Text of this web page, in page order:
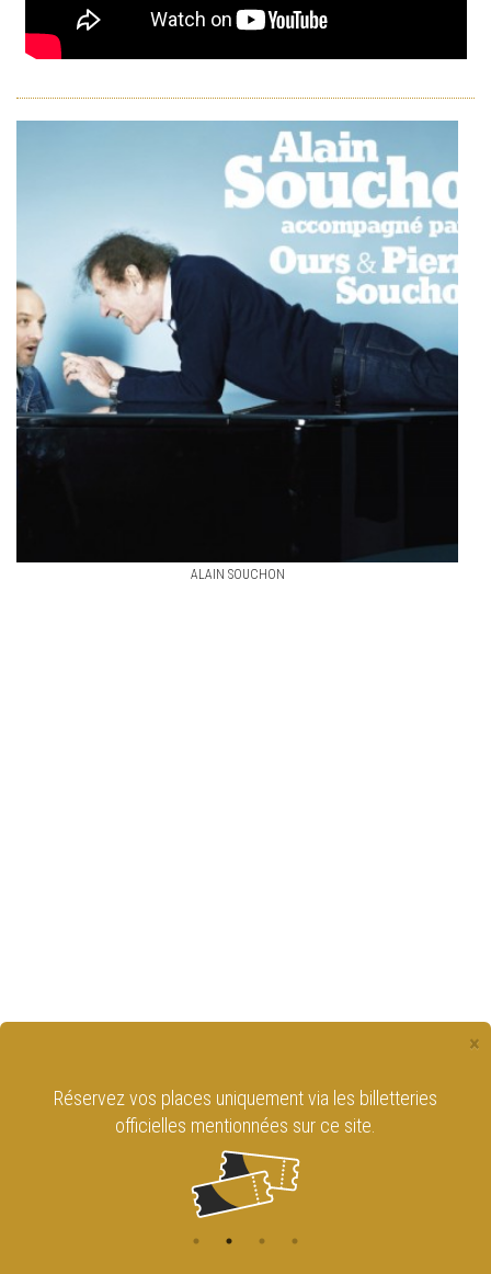
ALAIN SOUCHON
×
Réservez vos places uniquement via les billetteries
officielles mentionnées sur ce site.